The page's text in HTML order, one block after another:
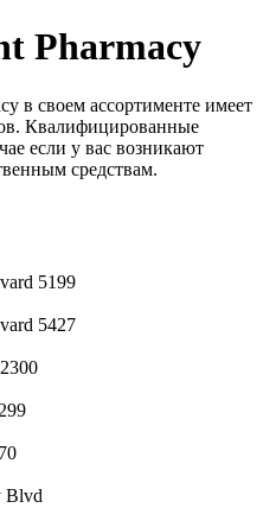
Pharmacy
в своем ассортименте имеет
Квалифицированные
если у вас возникают
средствам.
5199
5427
Blvd